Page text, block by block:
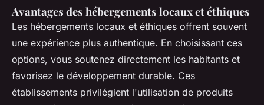
Avantages des hébergements locaux et éthiques
Les hébergements locaux et éthiques offrent souvent
une expérience plus authentique. En choisissant ces
options, vous soutenez directement les habitants et
favorisez le développement durable. Ces
établissements privilégient l'utilisation de produits